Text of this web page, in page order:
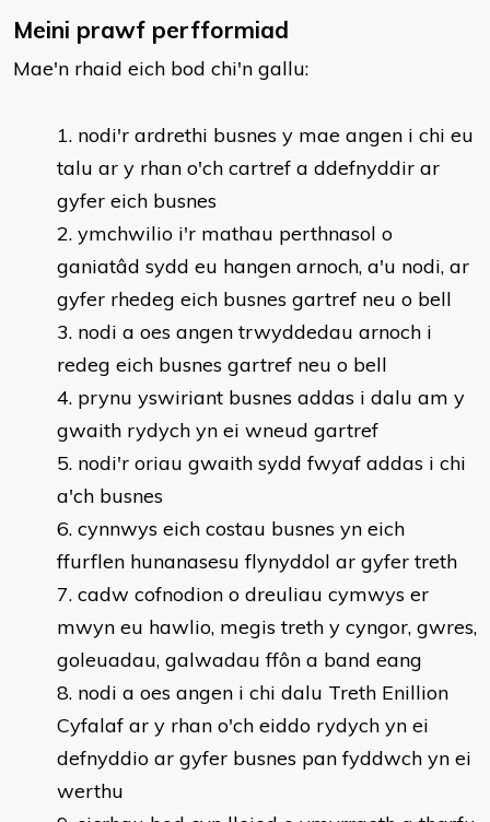
Meini prawf perfformiad
Mae'n rhaid eich bod chi'n gallu:
nodi'r ardrethi busnes y mae angen i chi eu
talu ar y rhan o'ch cartref a ddefnyddir ar
gyfer eich busnes
ymchwilio i'r mathau perthnasol o
ganiatâd sydd eu hangen arnoch, a'u nodi, ar
gyfer rhedeg eich busnes gartref neu o bell
nodi a oes angen trwyddedau arnoch i
redeg eich busnes gartref neu o bell
prynu yswiriant busnes addas i dalu am y
gwaith rydych yn ei wneud gartref
nodi'r oriau gwaith sydd fwyaf addas i chi
a'ch busnes
cynnwys eich costau busnes yn eich
ffurflen hunanasesu flynyddol ar gyfer treth
cadw cofnodion o dreuliau cymwys er
mwyn eu hawlio, megis treth y cyngor, gwres,
goleuadau, galwadau ffôn a band eang
nodi a oes angen i chi dalu Treth Enillion
Cyfalaf ar y rhan o'ch eiddo rydych yn ei
defnyddio ar gyfer busnes pan fyddwch yn ei
werthu